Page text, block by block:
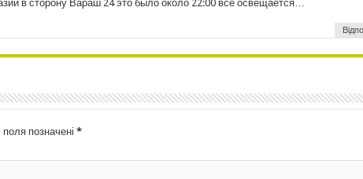
в сторону Вараш 24 это было около 22:00 все освещается…
поля позначені *